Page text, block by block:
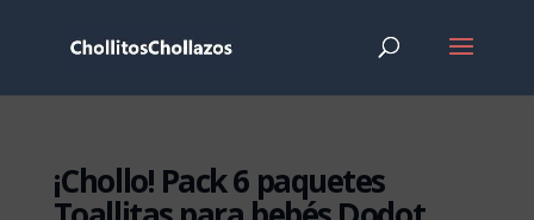
¡Chollo! Pack 6 paquetes